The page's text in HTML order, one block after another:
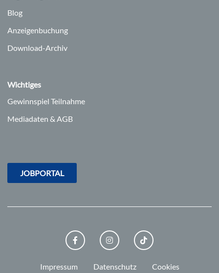
Blog
Anzeigenbuchung
Download-Archiv
Wichtiges
Gewinnspiel Teilnahme
Mediadaten & AGB
JOBPORTAL
FACEBOOKINSTAGRAMTIKTOK
Impressum Datenschutz Cookies